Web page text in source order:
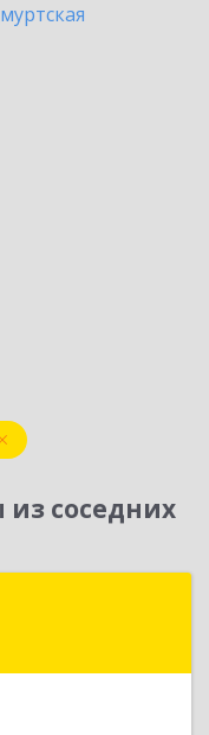
соседних